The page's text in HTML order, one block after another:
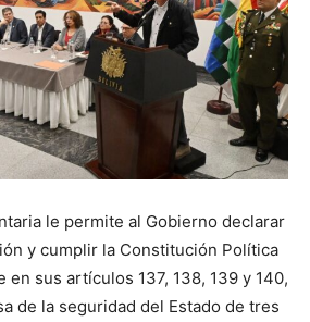
le permite al Gobierno declarar
y cumplir la Constitución Política
en sus artículos 137, 138, 139 y 140,
de la seguridad del Estado de tres